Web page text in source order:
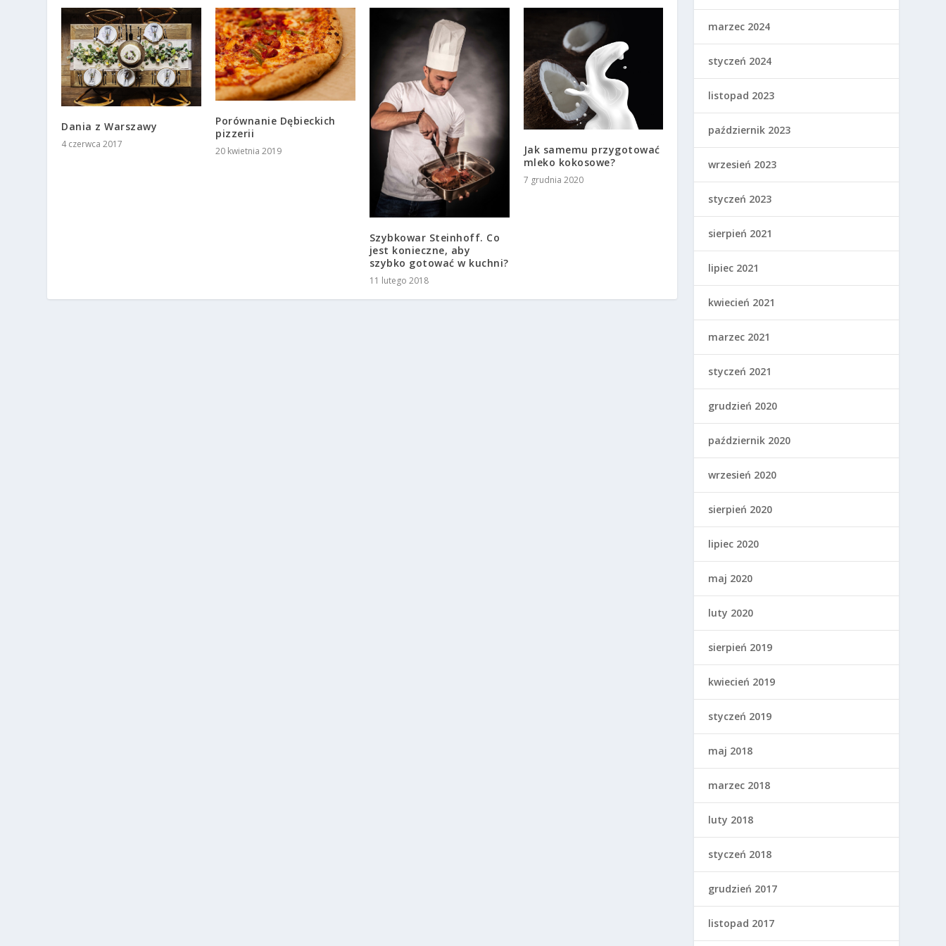
Dania z Warszawy
4 czerwca 2017
Porównanie Dębieckich
pizzerii
20 kwietnia 2019
Szybkowar Steinhoff. Co
jest konieczne, aby
szybko gotować w kuchni?
11 lutego 2018
Jak samemu przygotować
mleko kokosowe?
7 grudnia 2020
marzec 2024
styczeń 2024
listopad 2023
październik 2023
wrzesień 2023
styczeń 2023
sierpień 2021
lipiec 2021
kwiecień 2021
marzec 2021
styczeń 2021
grudzień 2020
październik 2020
wrzesień 2020
sierpień 2020
lipiec 2020
maj 2020
luty 2020
sierpień 2019
kwiecień 2019
styczeń 2019
maj 2018
marzec 2018
luty 2018
styczeń 2018
grudzień 2017
listopad 2017